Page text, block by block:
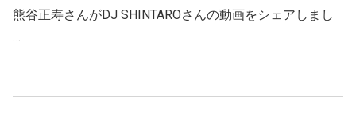
熊谷正寿さんがDJ SHINTAROさんの動画をシェアしまし
…